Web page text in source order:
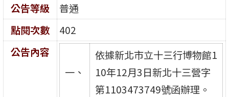
公告等級
普通
點閱次數
402
公告內容
一、
依據新北市立十三行博物館1
10年12月3日新北十三營字
第1103473749號函辦理。